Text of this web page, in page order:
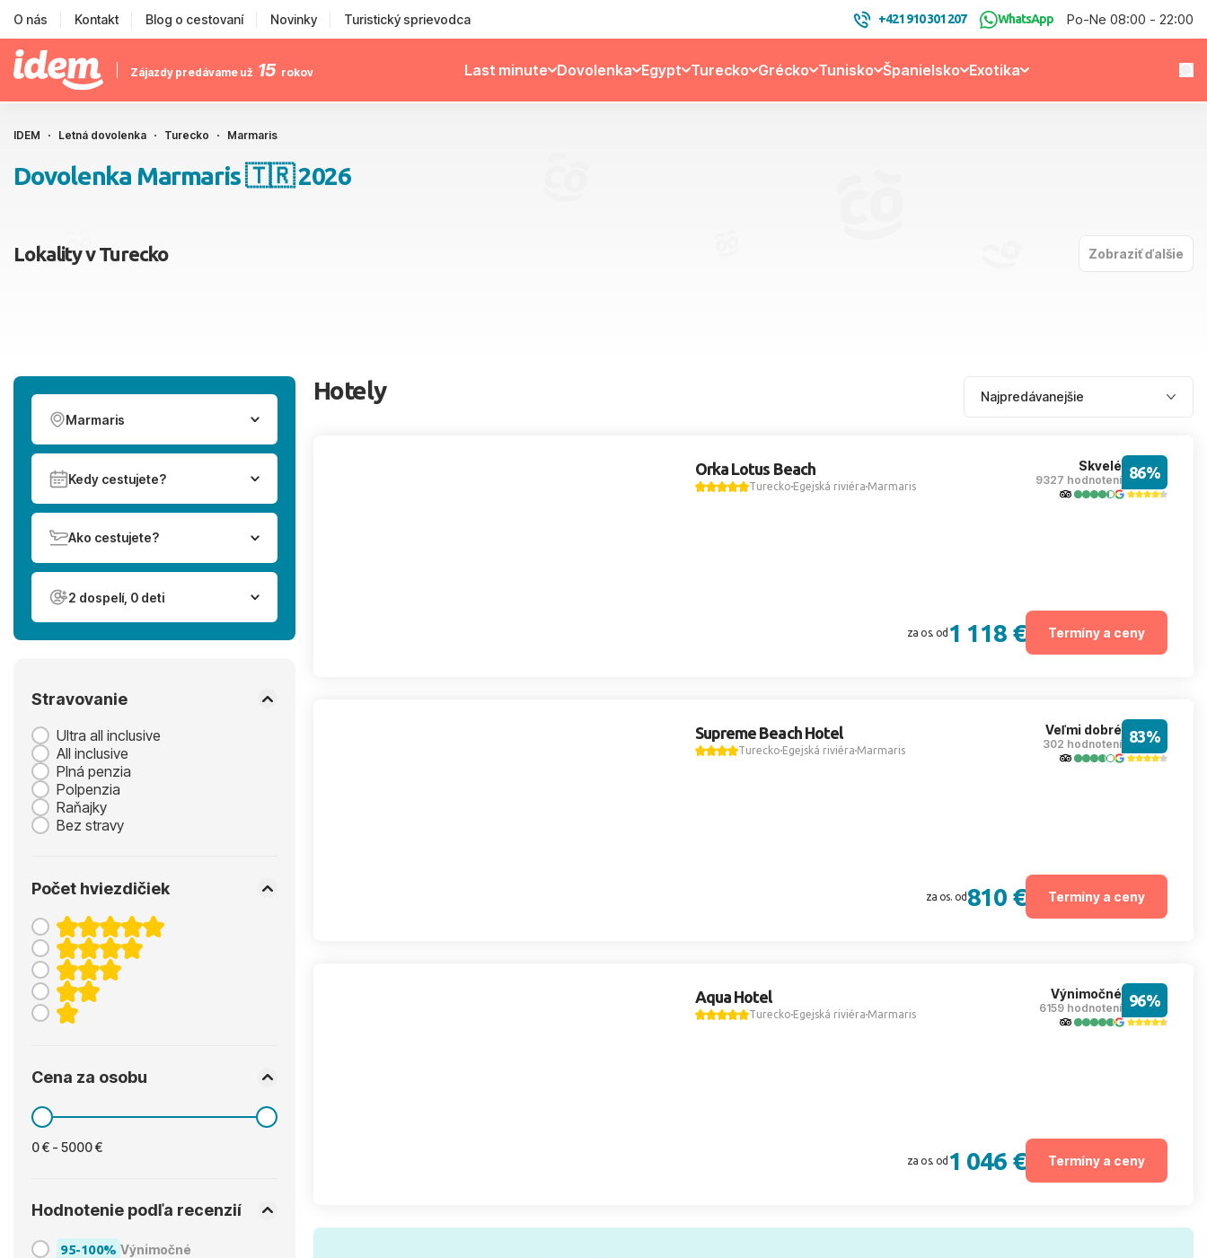
O nás Kontakt Blog o cestovaní Novinky Turistický sprievodca +421 910 301 207 WhatsApp Po-Ne 08:00 - 22:00
Zájazdy predávame už 15 rokov Last minute Dovolenka Egypt Turecko Grécko Tunisko Španielsko Exotika
IDEM Letná dovolenka Turecko Marmaris
Dovolenka Marmaris 🇹🇷 2026
Lokality v Turecko Zobraziť ďalšie
Marmaris
Kedy cestujete?
Ako cestujete?
2 dospelí, 0 deti
Stravovanie
Ultra all inclusive
All inclusive
Plná penzia
Polpenzia
Raňajky
Bez stravy
Počet hviezdičiek
Cena za osobu
0 € - 5000 €
Hodnotenie podľa recenzií
95-100% Výnimočné
Hotely
Orka Lotus Beach
TureckoEgejská riviéraMarmaris
Skvelé
9327 hodnotení 86%
za os. od 1 118 € Termíny a ceny
Supreme Beach Hotel
TureckoEgejská riviéraMarmaris
Veľmi dobré
302 hodnotení 83%
za os. od 810 € Termíny a ceny
Aqua Hotel
TureckoEgejská riviéraMarmaris
Výnimočné
6159 hodnotení 96%
za os. od 1 046 € Termíny a ceny